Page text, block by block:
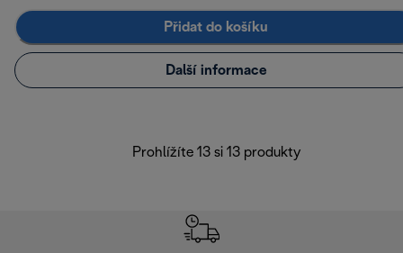
Přidat do košíku
Další informace
Prohlížíte 13 si 13 produkty